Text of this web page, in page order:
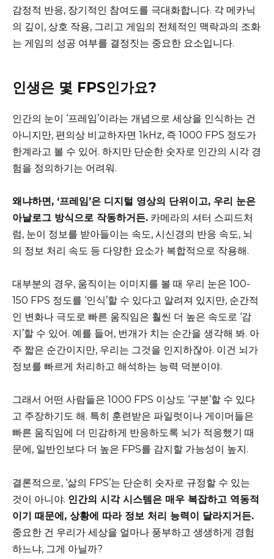
감정적 반응, 장기적인 참여도를 극대화합니다. 각 메카닉
의 깊이, 상호 작용, 그리고 게임의 전체적인 맥락과의 조화
는 게임의 성공 여부를 결정짓는 중요한 요소입니다.
인생은 몇 FPS인가요?
인간의 눈이 ‘프레임’이라는 개념으로 세상을 인식하는 건
아니지만, 편의상 비교하자면 1kHz, 즉 1000 FPS 정도가
한계라고 볼 수 있어. 하지만 단순한 숫자로 인간의 시각 경
험을 정의하기는 어려워.
왜냐하면, ‘프레임’은 디지털 영상의 단위이고, 우리 눈은
아날로그 방식으로 작동하거든. 카메라의 셔터 스피드처
럼, 눈이 정보를 받아들이는 속도, 시신경의 반응 속도, 뇌
의 정보 처리 속도 등 다양한 요소가 복합적으로 작용해.
대부분의 경우, 움직이는 이미지를 볼 때 우리 눈은 100-
150 FPS 정도를 ‘인식’할 수 있다고 알려져 있지만, 순간적
인 변화나 극도로 빠른 움직임은 훨씬 더 높은 속도로 ‘감
지’할 수 있어. 예를 들어, 번개가 치는 순간을 생각해 봐. 아
주 짧은 순간이지만, 우리는 그것을 인지하잖아. 이건 뇌가
정보를 빠르게 처리하고 해석하는 능력 덕분이야.
그래서 어떤 사람들은 1000 FPS 이상도 ‘구분’할 수 있다
고 주장하기도 해. 특히 훈련받은 파일럿이나 게이머들은
빠른 움직임에 더 민감하게 반응하도록 뇌가 적응했기 때
문에, 일반인보다 더 높은 FPS를 감지할 가능성이 높지.
결론적으로, ‘삶의 FPS’는 단순히 숫자로 규정할 수 있는
것이 아니야. 인간의 시각 시스템은 매우 복잡하고 역동적
이기 때문에, 상황에 따라 정보 처리 능력이 달라지거든.
중요한 건 우리가 세상을 얼마나 풍부하고 생생하게 경험
하느냐, 그게 아닐까?